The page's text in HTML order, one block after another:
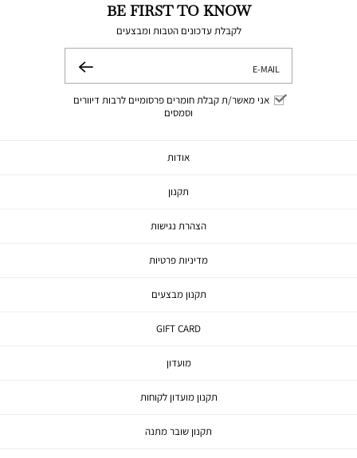
BE FIRST TO KNOW
לקבלת עדכונים הטבות ומבצעים
E-MAIL
אני מאשר/ת קבלת חומרים פרסומיים לרבות דיוורים
וסמסים
שלח
אודות
תקנון
הצהרת נגישות
מדיניות פרטיות
תקנון מבצעים
GIFT CARD
מועדון
תקנון מועדון לקוחות
תקנון שובר מתנה